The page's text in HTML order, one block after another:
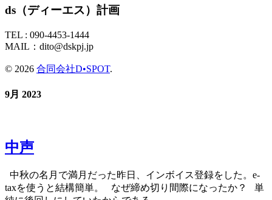
ds（ディーエス）計画
TEL : 090-4453-1444
MAIL： dito@dskpj.jp
© 2026 合同会社D•SPOT.
9月 2023
中声
中秋の名月で満月だった昨日、インボイス登録をした。e-
taxを使うと結構簡単。 なぜ締め切り間際になったか？ 単